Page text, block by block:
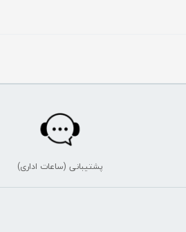
پشتیبانی (ساعات اداری)